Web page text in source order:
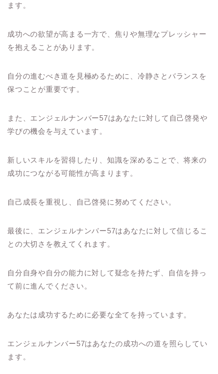
ます。
成功への欲望が高まる一方で、焦りや無理なプレッシャー
を抱えることがあります。
自分の進むべき道を見極めるために、冷静さとバランスを
保つことが重要です。
また、エンジェルナンバー57はあなたに対して自己啓発や
学びの機会を与えています。
新しいスキルを習得したり、知識を深めることで、将来の
成功につながる可能性が高まります。
自己成長を重視し、自己啓発に努めてください。
最後に、エンジェルナンバー57はあなたに対して信じるこ
との大切さを教えてくれます。
自分自身や自分の能力に対して疑念を持たず、自信を持っ
て前に進んでください。
あなたは成功するために必要な全てを持っています。
エンジェルナンバー57はあなたの成功への道を照らしてい
ます。